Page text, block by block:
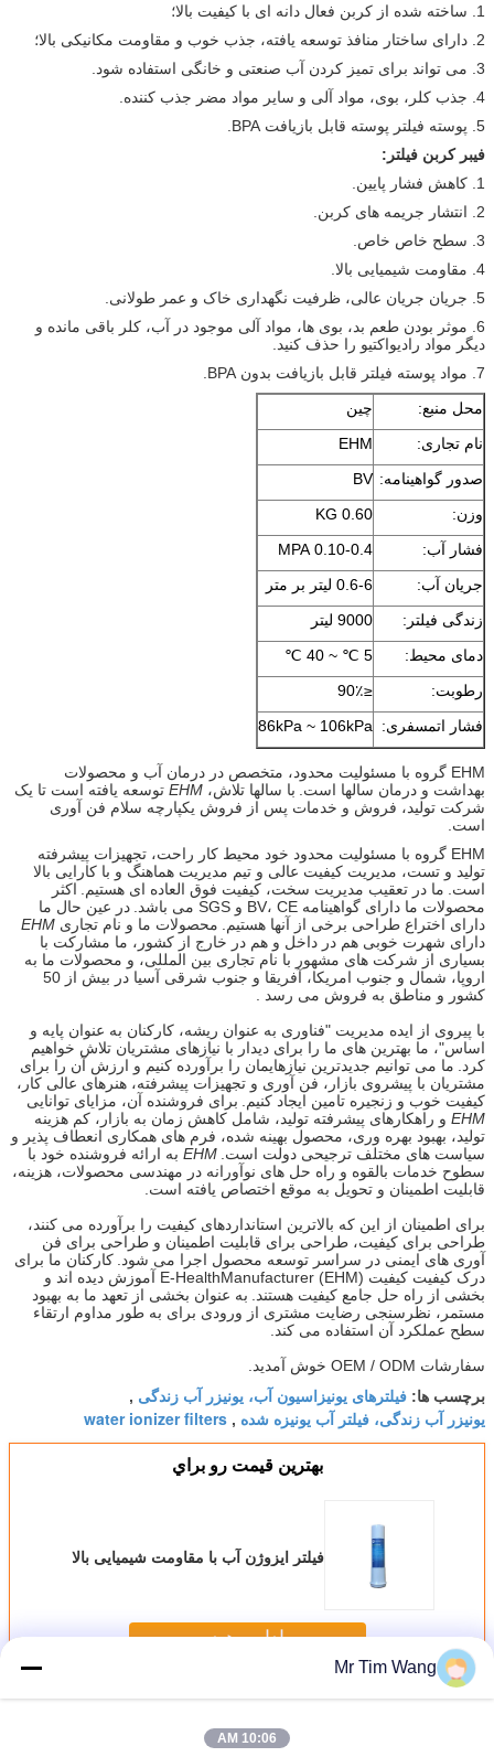
1. ساخته شده از کربن فعال دانه ای با کیفیت بالا؛
2. دارای ساختار منافذ توسعه یافته، جذب خوب و مقاومت مکانیکی بالا؛
3. می تواند برای تمیز کردن آب صنعتی و خانگی استفاده شود.
4. جذب کلر، بوی، مواد آلی و سایر مواد مضر جذب کننده.
5. پوسته فیلتر پوسته قابل بازیافت BPA.
فیبر کربن فیلتر:
1. کاهش فشار پایین.
2. انتشار جریمه های کربن.
3. سطح خاص خاص.
4. مقاومت شیمیایی بالا.
5. جریان جریان عالی، ظرفیت نگهداری خاک و عمر طولانی.
6. موثر بودن طعم بد، بوی ها، مواد آلی موجود در آب، کلر باقی مانده و
دیگر مواد رادیواکتیو را حذف کنید.
7. مواد پوسته فیلتر قابل بازیافت بدون BPA.
محل منبع:
چين
نام تجاری:
EHM
صدور گواهینامه: BV
وزن:
0.60 KG
فشار آب:
0.10-0.4 MPA
جریان آب:
0.6-6 لیتر بر متر
زندگی فیلتر:
9000 لیتر
دمای محیط:
5 ℃ ~ 40 ℃
رطوبت:
≤90٪
فشار اتمسفری:
86kPa ~ 106kPa
EHM گروه با مسئولیت محدود، متخصص در درمان آب و محصولات
بهداشت و درمان سالها است. با سالها تلاش، EHM توسعه یافته است تا یک
شرکت تولید، فروش و خدمات پس از فروش یکپارچه سلام فن آوری
است.
EHM گروه با مسئولیت محدود خود محیط کار راحت، تجهیزات پیشرفته
تولید و تست، مدیریت کیفیت عالی و تیم مدیریت هماهنگ و با کارایی بالا
است. ما در تعقیب مدیریت سخت، کیفیت فوق العاده ای هستیم.
اکثر
محصولات ما دارای گواهینامه BV، CE و SGS می باشد.
در عین حال ما
دارای اختراع طراحی برخی از آنها هستیم.
محصولات ما و نام تجاری EHM
دارای شهرت خوبی هم در داخل و هم در خارج از کشور، ما مشارکت با
بسیاری از شرکت های مشهور با نام تجاری بین المللی، و محصولات ما به
اروپا، شمال و جنوب امریکا، آفریقا و جنوب شرقی آسیا در بیش از 50
کشور و مناطق به فروش می رسد .
با پیروی از ایده مدیریت "فناوری به عنوان ریشه، کارکنان به عنوان پایه و
اساس"، ما بهترین های ما را برای دیدار با نیازهای مشتریان تلاش خواهیم
کرد.
ما می توانیم جدیدترین نیازهایمان را برآورده کنیم و ارزش آن را برای
مشتریان با پیشروی بازار، فن آوری و تجهیزات پیشرفته، هنرهای عالی کار،
کیفیت خوب و زنجیره تامین ایجاد کنیم.
برای فروشنده آن، مزایای توانایی
EHM و راهکارهای پیشرفته تولید، شامل کاهش زمان به بازار، کم هزینه
تولید، بهبود بهره وری، محصول بهینه شده، فرم های همکاری انعطاف پذیر و
سیاست های مختلف ترجیحی دولت است. EHM به ارائه فروشنده خود با
سطوح خدمات بالقوه و راه حل های نوآورانه در مهندسی محصولات، هزینه،
قابلیت اطمینان و تحویل به موقع اختصاص یافته است.
برای اطمینان از این که بالاترین استانداردهای کیفیت را برآورده می کنند،
طراحی برای کیفیت، طراحی برای قابلیت اطمینان و طراحی برای فن
آوری های ایمنی در سراسر توسعه محصول اجرا می شود. کارکنان ما برای
درک کیفیت کیفیت E-HealthManufacturer (EHM) آموزش دیده اند و
بخشی از راه حل جامع کیفیت هستند.
به عنوان بخشی از تعهد ما به بهبود
مستمر، نظرسنجی رضایت مشتری از ورودی برای به طور مداوم ارتقاء
سطح عملکرد آن استفاده می کند.
سفارشات OEM / ODM خوش آمدید.
برچسب ها: فیلترهای یونیزاسیون آب، یونیزر آب زندگی ,
یونیزر آب زندگی، فیلتر آب یونیزه شده ,
water ionizer filters
بهترين قيمت رو براي
فیلتر ایزوژن آب با مقاومت شیمیایی بالا
ادامه هید
بیشفیلتر یونیزر آب
Mr Tim Wang
10:06 AM